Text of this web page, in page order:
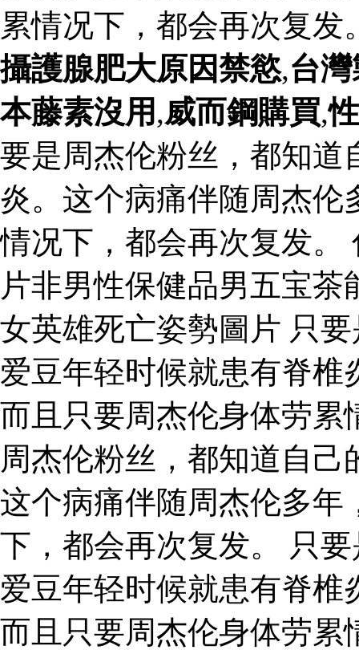
累情况下，都会再次复发
攝護腺肥大原因禁慾,台
本藤素沒用 ,威而鋼購買,
要是周杰伦粉丝，都知道
炎。这个病痛伴随周杰伦
情况下，都会再次复发。
片非男性保健品男五宝
女英雄死亡姿勢圖片 只
爱豆年轻时候就患有脊
而且只要周杰伦身体劳累
周杰伦粉丝，都知道自
这个病痛伴随周杰伦多年
下，都会再次复发。 只
爱豆年轻时候就患有脊
而且只要周杰伦身体劳